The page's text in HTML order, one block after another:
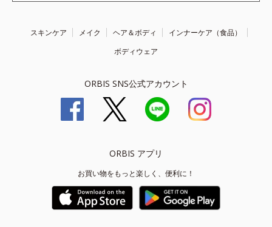
スキンケア メイク ヘア＆ボディ
インナーケア（食品）
ボディウェア
ORBIS SNS公式アカウント
ORBIS アプリ
お買い物をもっと楽しく、便利に！